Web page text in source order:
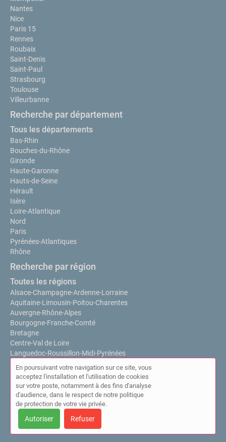
Nantes
Nice
Paris 15
Rennes
Roubaix
Saint-Denis
Saint-Paul
Strasbourg
Toulouse
Villeurbanne
Recherche par département
Tous les départements
Bas-Rhin
Bouches-du-Rhône
Gironde
Haute-Garonne
Hauts-de-Seine
Hérault
Isère
Loire-Atlantique
Nord
Paris
Pyrénées-Atlantiques
Rhône
Recherche par région
Toutes les régions
Alsace-Champagne-Ardenne-Lorraine
Aquitaine-Limousin-Poitou-Charentes
Auvergne-Rhône-Alpes
Bourgogne-Franche-Comté
Bretagne
Centre-Val de Loire
Languedoc-Roussillon-Midi-Pyrénées
Nord-Pas-de-Calais-Picardie
Normandie
Pays de la Loire
Provence-Alpes-Côte d'Azur
Île-de-France
En poursuivant votre navigation sur ce site, vous
acceptez l'installation et l'utilisation de cookies
sur votre poste, notamment à des fins d'analyse
d'audience, dans le respect de notre politique
de protection de votre vie privée.
Autoriser Refuser